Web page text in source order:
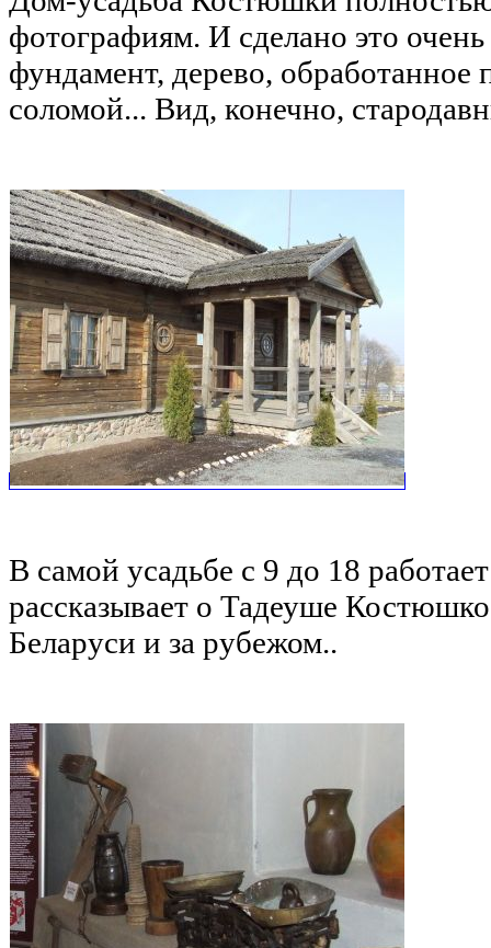
фотографиям. И сделано это
фундамент, дерево,
соломой... Вид, конечно,
В самой усадьбе с 9 до 18
рассказывает о Тадеуше
Беларуси и за рубежом..